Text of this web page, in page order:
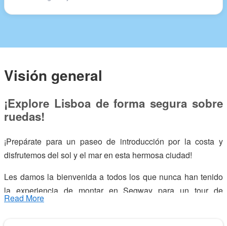
Visión general
¡Explore Lisboa de forma segura sobre
ruedas!
¡Prepárate para un paseo de introducción por la costa y
disfrutemos del sol y el mar en esta hermosa ciudad!
Les damos la bienvenida a todos los que nunca han tenido
la experiencia de montar en Segway para un tour de
introducción a Lisboa, y comenzamos con un entrenamiento
Read More